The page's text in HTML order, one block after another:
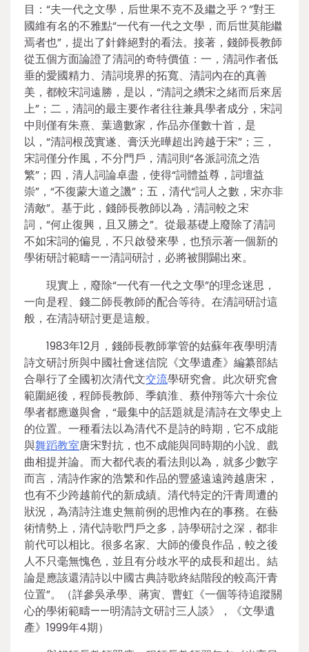
目：“夫一代之文學，后世果不克不及繼之乎？”對王
國維有名的不雅點“一代有一代之文學，而后世莫能繼
焉者也”，提出了針鋒絕對的看法。接著，錢師長教師
從五個方面論證了清詞的奇特價值：一，清詞作者低
垂的愛國精力、清詞境界的拓寬、清詞內在的真善
美，都較宋詞遠勝，是以，“清詞之纘宋之緒而后來居
上”；二，清詞的最主要作者往往兼具學者成分，宋詞
中則僅有朱熹、葉適數家，作品亦僅數十首，是
以，“清詞根茂實遂、膏沃光曄超出跨越于宋”；三，
宋詞僅分作風，不分門戶，清詞則“各派詞流之浩
繁”；四，清人詞論卓盡，使得“詞體益尊，詞壇益
崇”，“不復蒙大道之譏”；五，清代“詞人之數，宋亦非
清敵”。基于此，錢師長教師以為，清詞較之宋
詞，“何止復興，且又勝之”。從最基礎上廢除了清詞
不如宋詞的偏見，不只啟發來學，也預示著一個新的
學術研討範疇——清詞研討，必將被開闢出來。
現實上，廢除“一代有一代之文學”的理念迷思，
一向是程、錢二師長教師的配合等待。在清詞研討這
般，在清詩研討更是這般。
1983年12月，錢師長教師掌管的姑蘇年夜學明清
詩文研討所與中國社會迷信院《文學遺產》編纂部結
合舉行了全國初次清代文交流學研究會。此次研究會
範圍絕後，程師長教師、季鎮淮、蔡仲翔等六十余位
學者都應邀與會，“最集中的話題就是清詩在文學史上
的位置。一種看法以為清代不是詩的時期，它不成能
與舞蹈教室唐宋對抗，也不成能與同時期的小說、戲
曲相提并論。而大都代表的看法則以為，就多少數字
而言，清詩作家的浩繁和作品的豐盛遠遠跨越唐宋，
也有不少跨越前代的新成績。清代特定的汗青周遭的
狀況，為清詩注進史無前例的思惟內在的事務。在藝
術情勢上，清代詩歌門戶之多，詩學研討之深，都非
前代可以相比。很多名家、大師的優良作品，較之後
人不只毫無愧色，並且有分歧水平的成長和超出。結
論是應該還清詩以中國古典詩歌終結階段的較高汗青
位置”。（詳參吳承學、蔣寅、曹虹《一個等待追蹤關
心的學術範疇——明清詩文研討三人談》，《文學遺
產》1999年4期）